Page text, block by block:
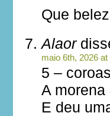
Que
Alaor
maio 6th, 2026 at
5 –
A
E deu